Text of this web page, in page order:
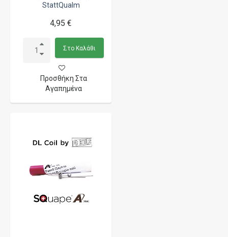
StattQualm
4,95 €
Στο Καλάθι
Προσθήκη Στα
Αγαπημένα